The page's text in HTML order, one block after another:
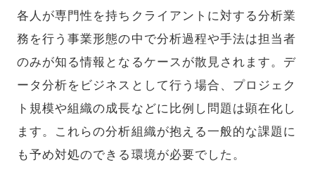
各人が専門性を持ちクライアントに対する分析業
務を行う事業形態の中で分析過程や手法は担当者
のみが知る情報となるケースが散見されます。デ
ータ分析をビジネスとして行う場合、プロジェク
ト規模や組織の成長などに比例し問題は顕在化し
ます。これらの分析組織が抱える一般的な課題に
も予め対処のできる環境が必要でした。